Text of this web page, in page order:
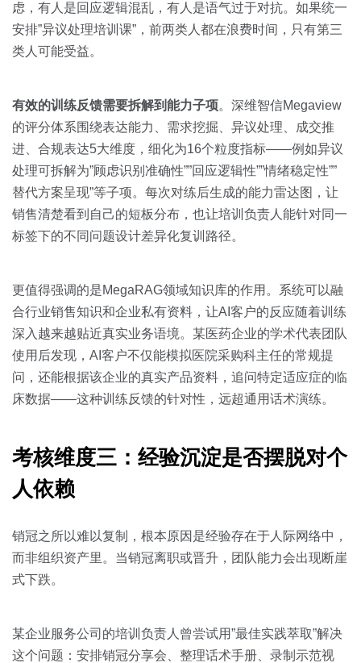
虑，有人是回应逻辑混乱，有人是语气过于对抗。如果统一
安排”异议处理培训课”，前两类人都在浪费时间，只有第三
类人可能受益。
有效的训练反馈需要拆解到能力子项。深维智信Megaview
的评分体系围绕表达能力、需求挖掘、异议处理、成交推
进、合规表达5大维度，细化为16个粒度指标——例如异议
处理可拆解为”顾虑识别准确性””回应逻辑性””情绪稳定性””
替代方案呈现”等子项。每次对练后生成的能力雷达图，让
销售清楚看到自己的短板分布，也让培训负责人能针对同一
标签下的不同问题设计差异化复训路径。
更值得强调的是MegaRAG领域知识库的作用。系统可以融
合行业销售知识和企业私有资料，让AI客户的反应随着训练
深入越来越贴近真实业务语境。某医药企业的学术代表团队
使用后发现，AI客户不仅能模拟医院采购科主任的常规提
问，还能根据该企业的真实产品资料，追问特定适应症的临
床数据——这种训练反馈的针对性，远超通用话术演练。
考核维度三：经验沉淀是否摆脱对个
人依赖
销冠之所以难以复制，根本原因是经验存在于人际网络中，
而非组织资产里。当销冠离职或晋升，团队能力会出现断崖
式下跌。
某企业服务公司的培训负责人曾尝试用”最佳实践萃取”解决
这个问题：安排销冠分享会、整理话术手册、录制示范视